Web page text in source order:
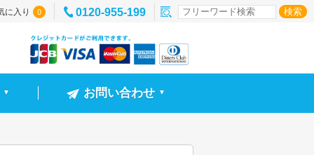
に入り 0 0120-955-199
▼ お問い合わせ ▼